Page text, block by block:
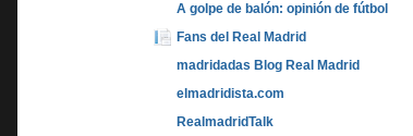
A golpe de balón: opinión de fútbol
Fans del Real Madrid
madridadas Blog Real Madrid
elmadridista.com
RealmadridTalk